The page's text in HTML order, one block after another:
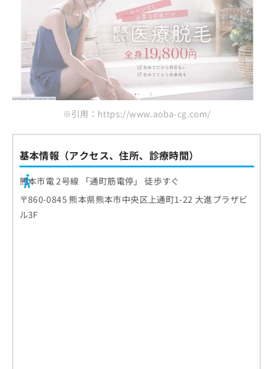
※引用：https://www.aoba-cg.com/
基本情報（アクセス、住所、診療時間）
熊本市電 2号線 「通町筋電停」 徒歩すぐ
〒860-0845 熊本県熊本市中央区上通町1-22 大進プラザビ
ル3F